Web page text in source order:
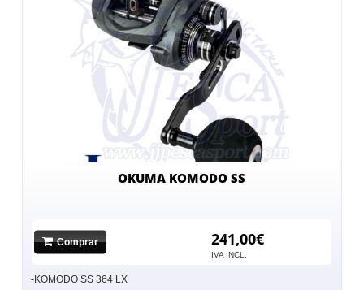
OKUMA KOMODO SS
Comprar 241,00€
IVA INCL.
-KOMODO SS 364 LX